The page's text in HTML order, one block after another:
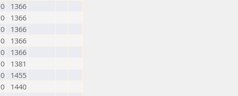
0
1366
0
1366
0
1366
0
1366
0
1366
0
1381
0
1455
0
1440